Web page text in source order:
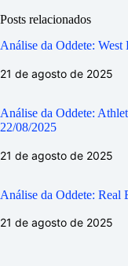
Posts relacionados
Análise da Oddete:
21 de agosto de 2025
Análise da Oddete:
22/08/2025
21 de agosto de 2025
Análise da Oddete: Real
21 de agosto de 2025